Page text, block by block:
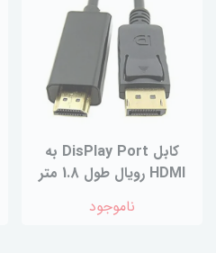
کابل DisPlay Port به
HDMI رویال طول 1.8 متر
ناموجود